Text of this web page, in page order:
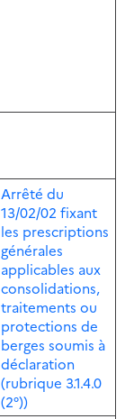
Arrêté du
13/02/02 fixant
les prescriptions
générales
applicables aux
consolidations,
traitements ou
protections de
berges soumis à
déclaration
(rubrique 3.1.4.0
(2°))